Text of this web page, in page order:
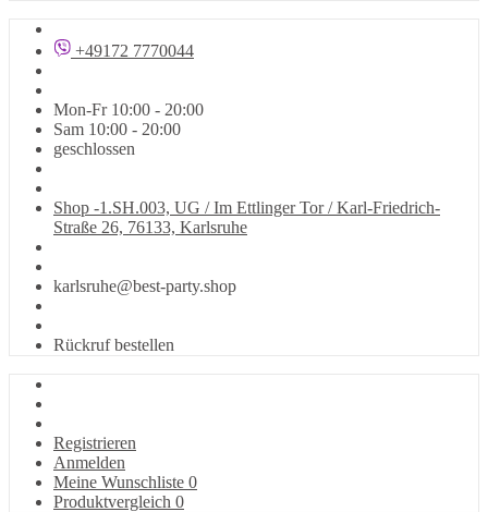
+49172 7770044
Mon-Fr 10:00 - 20:00
Sam 10:00 - 20:00
geschlossen
Shop -1.SH.003, UG / Im Ettlinger Tor / Karl-Friedrich-
Straße 26, 76133, Karlsruhe
karlsruhe@best-party.shop
Rückruf bestellen
Registrieren
Anmelden
Meine Wunschliste 0
Produktvergleich 0